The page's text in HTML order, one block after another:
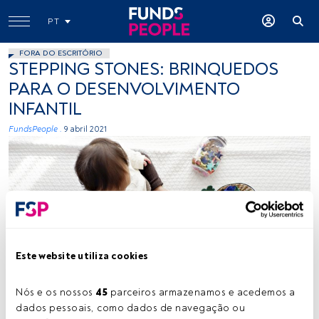
Este website utiliza cookies
Nós e os nossos 45 parceiros armazenamos e acedemos a
dados pessoais, como dados de navegação ou
PT
FORA DO ESCRITÓRIO
STEPPING STONES: BRINQUEDOS
PARA O DESENVOLVIMENTO
INFANTIL
FundsPeople . 9 abril 2021
Photo by Shirota Yuri on Unsplash
Tempo de leitura:1 min.